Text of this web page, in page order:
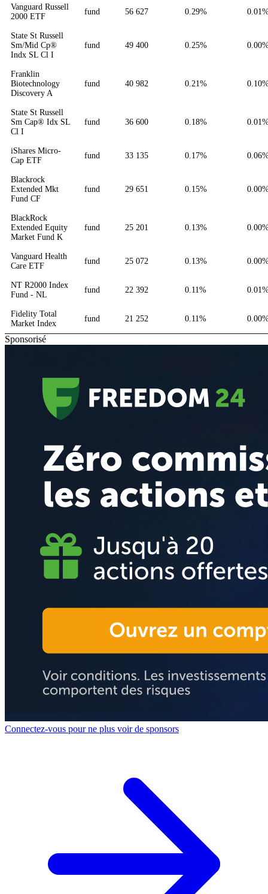
Vanguard Russell
2000 ETF
fund 56 627 0.29%
State St Russell
Sm/Mid Cp®
Indx SL Cl I
fund 49 400 0.25%
Franklin
Biotechnology
Discovery A
fund 40 982 0.21%
State St Russell
Sm Cap® Idx SL
Cl I
fund 36 600 0.18%
iShares Micro-
Cap ETF
fund 33 135 0.17%
Blackrock
Extended Mkt
Fund CF
fund 29 651 0.15%
BlackRock
Extended Equity
Market Fund K
fund 25 201 0.13%
Vanguard Health
Care ETF
fund 25 072 0.13%
NT R2000 Index
Fund - NL
fund 22 392 0.11%
Fidelity Total
Market Index
fund 21 252 0.11%
Sponsorisé
Connectez-vous pour ne plus voir de sponsors